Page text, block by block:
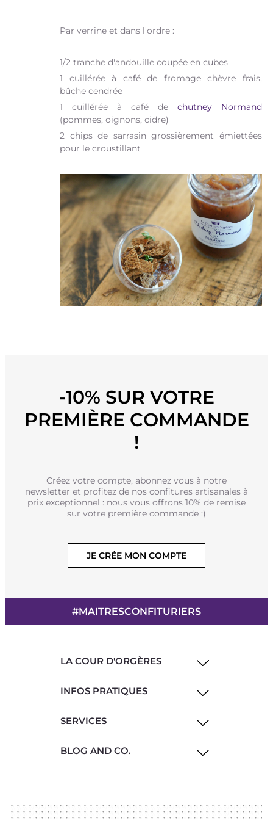
Par verrine et dans l'ordre :
1/2 tranche d'andouille coupée en cubes
1 cuillérée à café de fromage chèvre frais,
bûche cendrée
1 cuillérée à café de chutney Normand
(pommes, oignons, cidre)
2 chips de sarrasin grossièrement émiettées
pour le croustillant
-10% SUR VOTRE
PREMIÈRE COMMANDE
!
Créez votre compte, abonnez vous à notre
newsletter et profitez de nos confitures artisanales à
prix exceptionnel : nous vous offrons 10% de remise
sur votre première commande :)
JE CRÉE MON COMPTE
#MAITRESCONFITURIERS
LA COUR D'ORGÈRES
INFOS PRATIQUES
SERVICES
BLOG AND CO.